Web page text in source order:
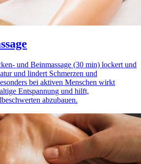
und Beinmassage (30 min) lockert und
und lindert Schmerzen und
bei aktiven Menschen wirkt
Entspannung und hilft,
abzubauen.